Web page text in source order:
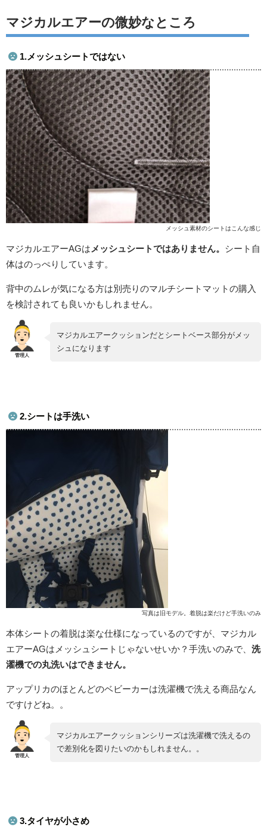
マジカルエアーの微妙なところ
1.メッシュシートではない
メッシュ素材のシートはこんな感じ
マジカルエアーAGは メッシュシートではありません。 シート自
体はのっぺりしています。
背中のムレが気になる方は別売りのマルチシートマットの購入
を検討されても良いかもしれません。
マジカルエアークッションだとシートベース部分がメッ
シュになります
2.シートは手洗い
写真は旧モデル。着脱は楽だけど手洗いのみ
本体シートの着脱は楽な仕様になっているのですが、マジカル
エアーAGはメッシュシートじゃないせいか？手洗いのみで、 洗
濯機での丸洗いはできません。
アップリカのほとんどのベビーカーは洗濯機で洗える商品なん
ですけどね。。
マジカルエアークッションシリーズは洗濯機で洗えるの
で差別化を図りたいのかもしれません。。
3.タイヤが小さめ